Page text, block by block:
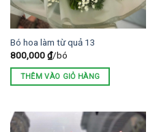
Bó hoa làm từ quả 13
800,000₫/bó
THÊM VÀO GIỎ HÀNG